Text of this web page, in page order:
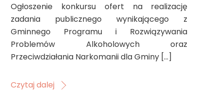
Ogłoszenie konkursu ofert na realizację
zadania publicznego wynikającego z
Gminnego Programu i Rozwiązywania
Problemów Alkoholowych oraz
Przeciwdziałania Narkomanii dla Gminy […]
Czytaj dalej